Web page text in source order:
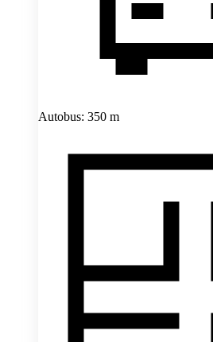
Autobus: 350 m